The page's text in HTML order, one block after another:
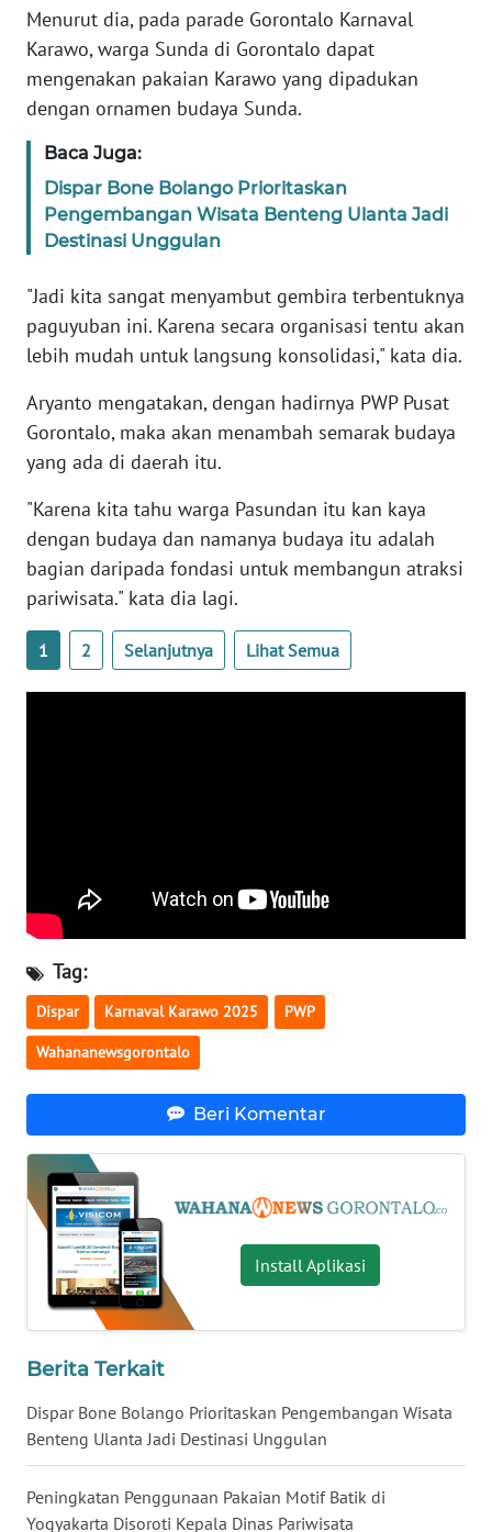
Menurut dia, pada parade Gorontalo Karnaval
Karawo, warga Sunda di Gorontalo dapat
mengenakan pakaian Karawo yang dipadukan
dengan ornamen budaya Sunda.
Baca Juga:
Dispar Bone Bolango Prioritaskan
Pengembangan Wisata Benteng Ulanta Jadi
Destinasi Unggulan
"Jadi kita sangat menyambut gembira terbentuknya
paguyuban ini. Karena secara organisasi tentu akan
lebih mudah untuk langsung konsolidasi," kata dia.
Aryanto mengatakan, dengan hadirnya PWP Pusat
Gorontalo, maka akan menambah semarak budaya
yang ada di daerah itu.
"Karena kita tahu warga Pasundan itu kan kaya
dengan budaya dan namanya budaya itu adalah
bagian daripada fondasi untuk membangun atraksi
pariwisata." kata dia lagi.
1 2 Selanjutnya Lihat Semua
Tag:
Dispar Karnaval Karawo 2025 PWP
Wahananewsgorontalo
Beri Komentar
Install Aplikasi
Berita Terkait
Dispar Bone Bolango Prioritaskan Pengembangan Wisata
Benteng Ulanta Jadi Destinasi Unggulan
Peningkatan Penggunaan Pakaian Motif Batik di
Yogyakarta Disoroti Kepala Dinas Pariwisata
WN
RIAU
WN
WN
JAMBI
SULTRA
WN
WN
SULTENG
WN
SULBAR
WN
LAMPUNG
WN
JATENG
JOGJA
WN
JATIM
WN
WN
KALBAR
WN
KALTENG